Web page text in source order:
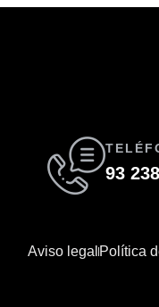
93
Aviso legal Política